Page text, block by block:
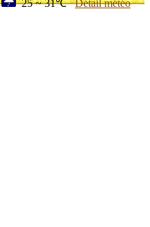
25 ~ 31℃ Détail météo